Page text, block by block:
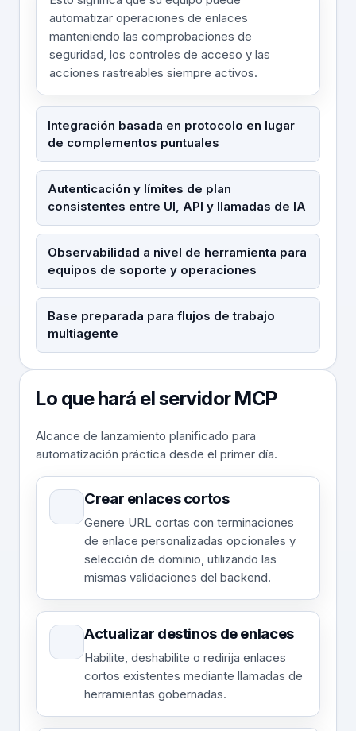
automatizar operaciones de enlaces
manteniendo las comprobaciones de
seguridad, los controles de acceso y las
acciones rastreables siempre activos.
Integración basada en protocolo en lugar
de complementos puntuales
Autenticación y límites de plan
consistentes entre UI, API y llamadas de IA
Observabilidad a nivel de herramienta para
equipos de soporte y operaciones
Base preparada para flujos de trabajo
multiagente
Lo que hará el servidor MCP
Alcance de lanzamiento planificado para
automatización práctica desde el primer día.
Crear enlaces cortos
Genere URL cortas con terminaciones
de enlace personalizadas opcionales y
selección de dominio, utilizando las
mismas validaciones del backend.
Actualizar destinos de enlaces
Habilite, deshabilite o redirija enlaces
cortos existentes mediante llamadas de
herramientas gobernadas.